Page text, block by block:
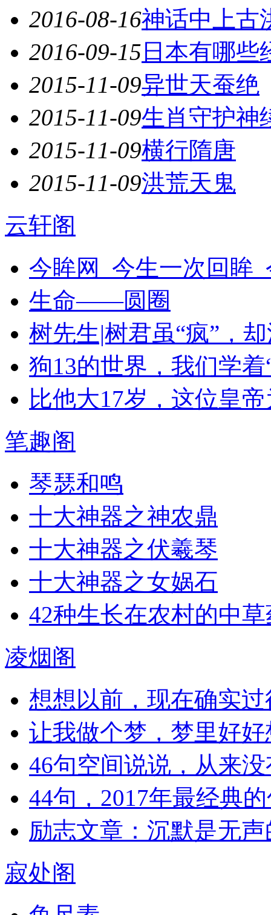
2016-08-16神话中上古
2016-09-15 日本有哪些
2015-11-09异世天蚕绝
2015-11-09生肖守护神
2015-11-09横行隋唐
2015-11-09洪荒天鬼
云轩阁
今眸网_今生一次回眸
生命——圆圈
树先生|树君虽“疯”，
狗13的世界，我们学着
比他大17岁，这位皇
笔趣阁
琴瑟和鸣
十大神器之神农鼎
十大神器之伏羲琴
十大神器之女娲石
42种生长在农村的中
凌烟阁
想想以前，现在确实
让我做个梦，梦里好
46句空间说说，从来
44句，2017年最经典
励志文章：沉默是无
寂处阁